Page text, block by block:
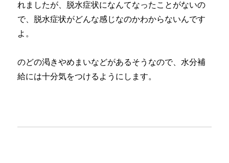
れましたが、脱水症状になんてなったことがないの
で、脱水症状がどんな感じなのかわからないんです
よ。
のどの渇きやめまいなどがあるそうなので、水分補
給には十分気をつけるようにします。